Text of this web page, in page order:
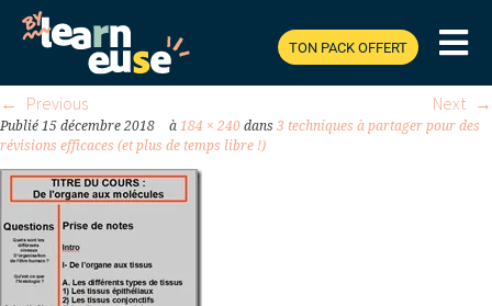
TON PACK OFFERT
LYCEE_THUMB.JPG
Previous Next
Publié 15 décembre 2018 à 184 × 240 dans 3 techniques à partager pour des
révisions efficaces (et plus de temps libre !)